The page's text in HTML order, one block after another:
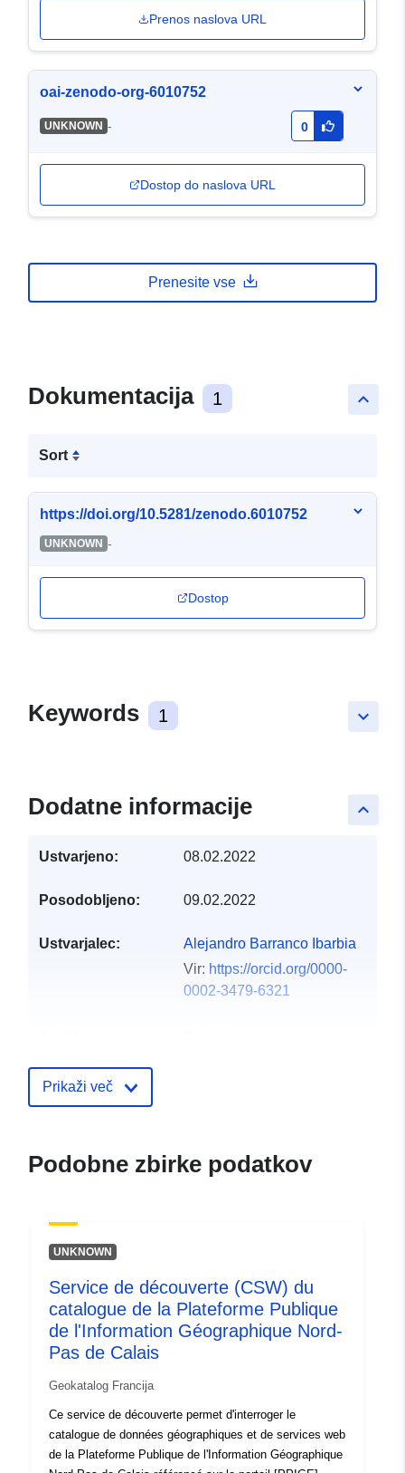
Prenos naslova URL
oai-zenodo-org-6010752
UNKNOWN - 0
Dostop do naslova URL
Prenesite vse
keyboard_arrow_up
Dokumentacija 1
Sort
https://doi.org/10.5281/zenodo.6010752
UNKNOWN -
Dostop
keyboard_arrow_down
Keywords 1
keyboard_arrow_up
Dodatne informacije
Ustvarjeno: 08.02.2022
Posodobljeno: 09.02.2022
Ustvarjalec:
Alejandro Barranco Ibarbia
Vir: https://orcid.org/0000-
0002-3479-6321
Objavil:
Posodobljeno na spletišču
30 July 2026
Identifikatorji:
identifikatorji:
uriRef:
http://data.europa.eu/88u/dataset/
Pravice za
dostop:
Verzija: https://doi.org/10.5281/
Prikaži več
Podobne zbirke podatkov
UNKNOWN
Service de découverte (CSW) du
catalogue de la Plateforme Publique
de l'Information Géographique Nord-
Pas de Calais
Geokatalog Francija
Ce service de découverte permet d'interroger le
catalogue de données géographiques et de services web
de la Plateforme Publique de l'Information Géographique